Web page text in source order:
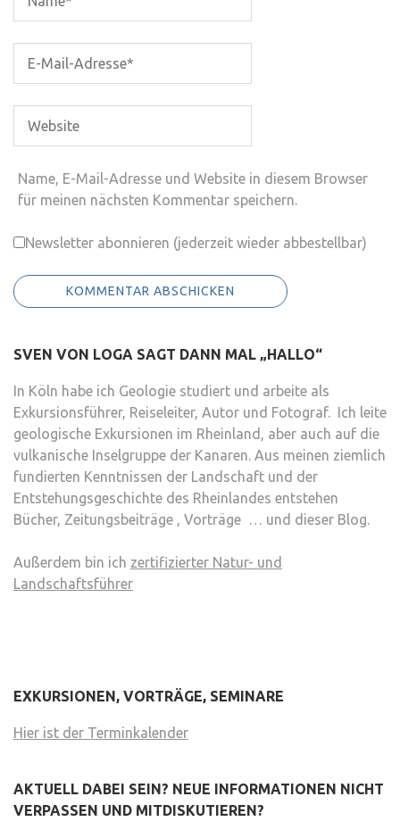
Name, E-Mail-Adresse und Website in diesem Browser
für meinen nächsten Kommentar speichern.
Newsletter abonnieren (jederzeit wieder abbestellbar)
SVEN VON LOGA SAGT DANN MAL „HALLO“
In Köln habe ich Geologie studiert und arbeite als
Exkursionsführer, Reiseleiter, Autor und Fotograf. Ich leite
geologische Exkursionen im Rheinland, aber auch auf die
vulkanische Inselgruppe der Kanaren. Aus meinen ziemlich
fundierten Kenntnissen der Landschaft und der
Entstehungsgeschichte des Rheinlandes entstehen
Bücher, Zeitungsbeiträge , Vorträge … und dieser Blog.
Außerdem bin ich zertifizierter Natur- und
Landschaftsführer
EXKURSIONEN, VORTRÄGE, SEMINARE
Hier ist der Terminkalender
AKTUELL DABEI SEIN? NEUE INFORMATIONEN NICHT
VERPASSEN UND MITDISKUTIEREN?